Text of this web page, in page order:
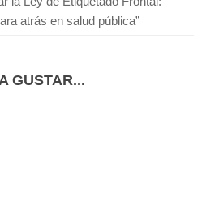
atrás en salud pública”
GUSTAR...